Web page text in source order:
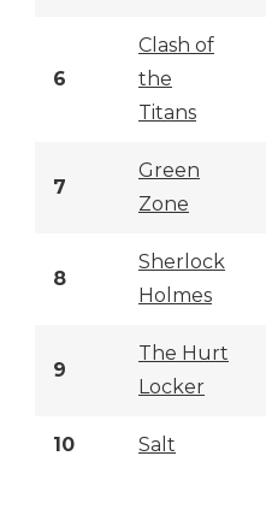
6
Clash of
the
Titans
7
Green
Zone
8
Sherlock
Holmes
9
The Hurt
Locker
10 Salt